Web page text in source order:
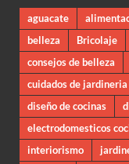
aguacate
belleza
Bricolaje
consejos de belleza
cuidados de jardineria
diseño de cocinas
electrodomesticos
interiorismo